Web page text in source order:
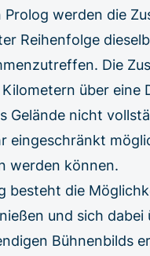
Prolog werden die
Reihenfolge
Die
über eine
Gelände nicht
eingeschränkt
werden können.
besteht die
und sich
Bühnenbilds